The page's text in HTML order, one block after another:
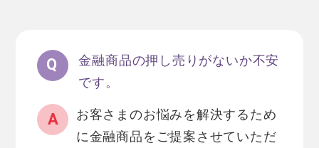
金融商品の押し売りがないか不安
です。
お客さまのお悩みを解決するため
に金融商品をご提案させていただ